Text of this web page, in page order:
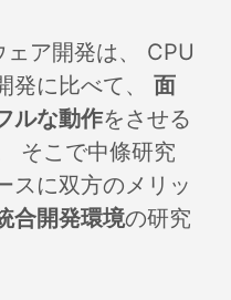
ア開発は、 CPU
発に比べて、 面
ルな動作をさせる
そこで中條研究
スに双方のメリッ
合開発環境の研究